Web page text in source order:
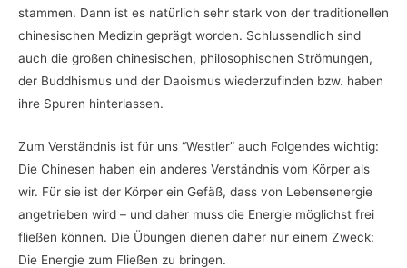
stammen. Dann ist es natürlich sehr stark von der traditionellen
chinesischen Medizin geprägt worden. Schlussendlich sind
auch die großen chinesischen, philosophischen Strömungen,
der Buddhismus und der Daoismus wiederzufinden bzw. haben
ihre Spuren hinterlassen.
Zum Verständnis ist für uns “Westler” auch Folgendes wichtig:
Die Chinesen haben ein anderes Verständnis vom Körper als
wir. Für sie ist der Körper ein Gefäß, dass von Lebensenergie
angetrieben wird – und daher muss die Energie möglichst frei
fließen können. Die Übungen dienen daher nur einem Zweck:
Die Energie zum Fließen zu bringen.